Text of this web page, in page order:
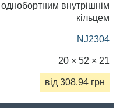
внутрішнім
кільцем
NJ2304
20 × 52 × 21
від 308.94 грн